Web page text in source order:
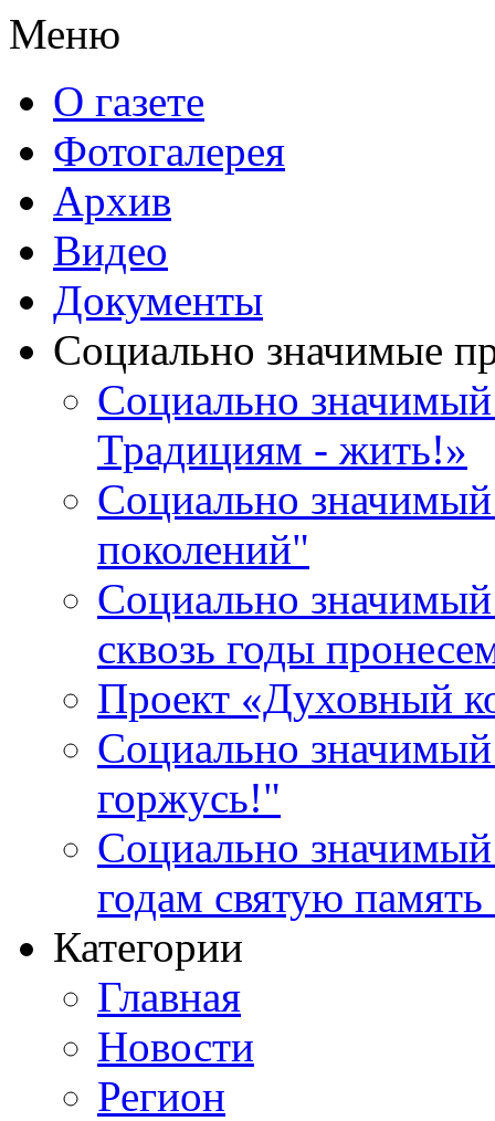
Меню
О газете
Фотогалерея
Архив
Видео
Документы
Социально значимые
Социально
Традициям - жить!»
Социально значимый
поколений"
Социально
сквозь годы
Проект «Духовный
Социально
горжусь!"
Социально
годам святую
Категории
Главная
Новости
Регион